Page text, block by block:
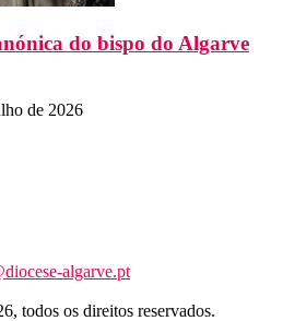
do bispo do Algarve
de 2026
algarve.pt
todos os direitos reservados.